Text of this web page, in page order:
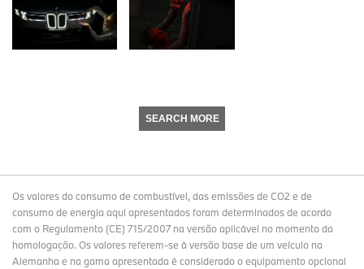
SEARCH MORE
Os valores do consumo de combustível, das emissões de CO2 e de
consumo de energia aqui apresentados foram determinados de acordo
com o Regulamento (CE) 715/2007 na versão aplicável no momento da
homologação. Os valores referem-se à versão base de um veículo na
Alemanha e na gama apresentada é considerado o equipamento opcional